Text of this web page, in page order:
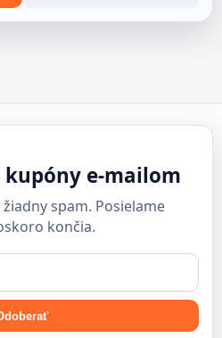
e-mailom
spam. Posielame
končia.